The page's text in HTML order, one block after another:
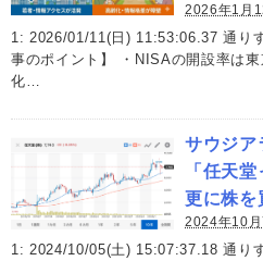
2026年1月
1: 2026/01/11(日) 11:53:06.37 通り
事のポイント】 ・NISAの開設率は
化…
サウジア
「任天
更に株を
2024年10月
1: 2024/10/05(土) 15:07:37.18 通り